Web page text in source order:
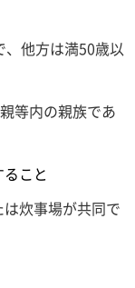
、他方は満50歳以
等内の親族であ
こと
炊事場が共同で